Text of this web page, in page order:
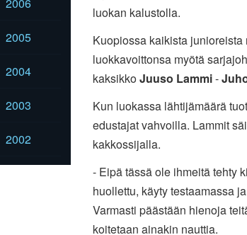
2005
2004
2003
2002
luokan kalustolla.
Kuopiossa kaikista
luokkavoittonsa myötä
kaksikkoJuuso Lammi-
Kun luokassa lähtijämäärä
edustajat vahvoilla. Lammit
kakkossijalla.
- Eipä tässä ole ihmeitä tehty
huollettu, käyty testaamassa
Varmasti päästään hienoja
koitetaan ainakin nauttia.